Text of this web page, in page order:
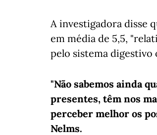
A investigadora disse
em média de 5,5,
pelo sistema digestivo
"Não sabemos ainda
presentes, têm nos
perceber melhor os
Nelms.